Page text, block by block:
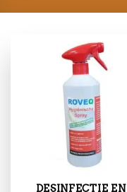
DESINFECTIE EN